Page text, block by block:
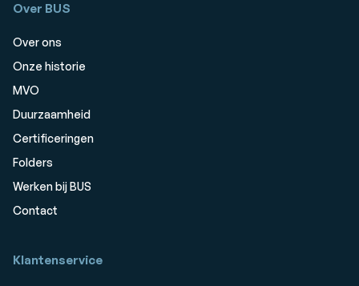
Over BUS
Over ons
Onze historie
MVO
Duurzaamheid
Certificeringen
Folders
Werken bij BUS
Contact
Klantenservice